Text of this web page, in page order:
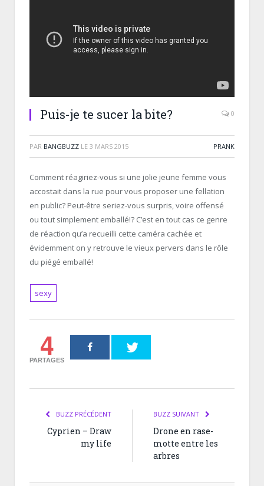
Puis-je te sucer la bite? 0
PAR BANGBUZZ LE 3 MARS 2015 PRANK
Comment réagiriez-vous si une jolie jeune femme vous
accostait dans la rue pour vous proposer une fellation
en public? Peut-être seriez-vous surpris, voire offensé
ou tout simplement emballé!? C’est en tout cas ce genre
de réaction qu’a recueilli cette caméra cachée et
évidemment on y retrouve le vieux pervers dans le rôle
du piégé emballé!
sexy
4
PARTAGES
BUZZ PRÉCÉDENT
Cyprien – Draw
my life
BUZZ SUIVANT
Drone en rase-
motte entre les
arbres